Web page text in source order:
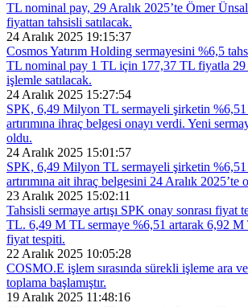
TL nominal pay, 29 Aralık 2025’te Ömer
fiyattan tahsisli satılacak.
24 Aralık 2025 19:15:37
Cosmos Yatırım Holding sermayesini %6,5
TL nominal pay 1 TL için 177,37 TL fiyatla 29
işlemle satılacak.
24 Aralık 2025 15:27:54
SPK, 6,49 Milyon TL sermayeli şirketin %6,51
artırımına ihraç belgesi onayı verdi. Yeni
oldu.
24 Aralık 2025 15:01:57
SPK, 6,49 Milyon TL sermayeli şirketin %6,51
artırımına ait ihraç belgesini 24 Aralık 2025’te
23 Aralık 2025 15:02:11
Tahsisli sermaye artışı SPK onay sonrası fiyat
TL. 6,49 M TL sermaye %6,51 artarak 6,92 M
fiyat tespiti.
22 Aralık 2025 10:05:28
COSMO.E işlem sırasında sürekli işleme ara
toplama başlamıştır.
19 Aralık 2025 11:48:16